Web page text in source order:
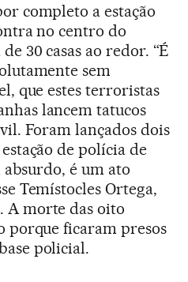
completo a estação
no centro do
30 casas ao redor. “É
sem
que estes terroristas
lancem tatucos
Foram lançados dois
de polícia de
absurdo, é um ato
Temístocles Ortega,
A morte das oito
porque ficaram presos
policial.